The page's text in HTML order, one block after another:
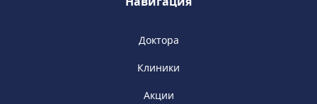
Доктора
Клиники
Акции